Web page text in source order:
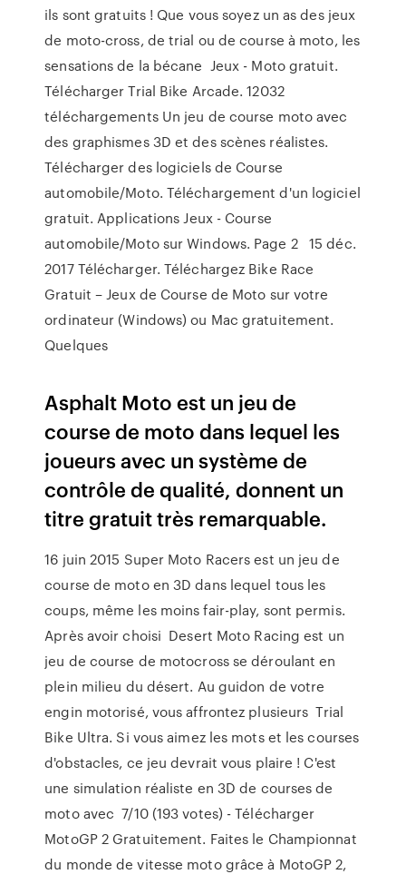
ils sont gratuits ! Que vous soyez un as des jeux
de moto-cross, de trial ou de course à moto, les
sensations de la bécane Jeux - Moto gratuit.
Télécharger Trial Bike Arcade. 12032
téléchargements Un jeu de course moto avec
des graphismes 3D et des scènes réalistes.
Télécharger des logiciels de Course
automobile/Moto. Téléchargement d'un logiciel
gratuit. Applications Jeux - Course
automobile/Moto sur Windows. Page 2 15 déc.
2017 Télécharger. Téléchargez Bike Race
Gratuit – Jeux de Course de Moto sur votre
ordinateur (Windows) ou Mac gratuitement.
Quelques
Asphalt Moto est un jeu de
course de moto dans lequel les
joueurs avec un système de
contrôle de qualité, donnent un
titre gratuit très remarquable.
16 juin 2015 Super Moto Racers est un jeu de
course de moto en 3D dans lequel tous les
coups, même les moins fair-play, sont permis.
Après avoir choisi Desert Moto Racing est un
jeu de course de motocross se déroulant en
plein milieu du désert. Au guidon de votre
engin motorisé, vous affrontez plusieurs Trial
Bike Ultra. Si vous aimez les mots et les courses
d'obstacles, ce jeu devrait vous plaire ! C'est
une simulation réaliste en 3D de courses de
moto avec 7/10 (193 votes) - Télécharger
MotoGP 2 Gratuitement. Faites le Championnat
du monde de vitesse moto grâce à MotoGP 2,